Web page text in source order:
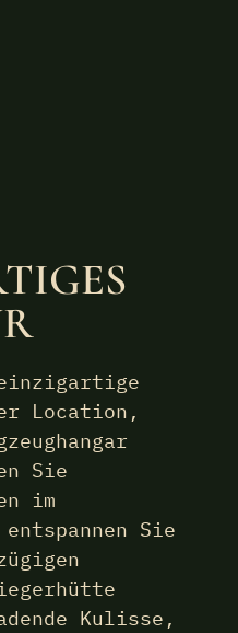
Location,
Sie
im
entspannen Sie
Kulisse,